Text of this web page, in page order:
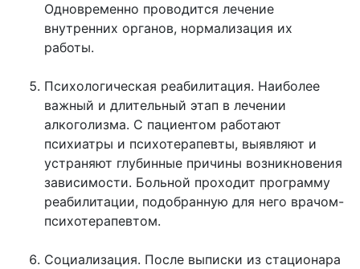
Одновременно проводится лечение
внутренних органов, нормализация их
работы.
Психологическая реабилитация. Наиболее
важный и длительный этап в лечении
алкоголизма. С пациентом работают
психиатры и психотерапевты, выявляют и
устраняют глубинные причины возникновения
зависимости. Больной проходит программу
реабилитации, подобранную для него врачом-
психотерапевтом.
Социализация. После выписки из стационара